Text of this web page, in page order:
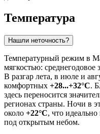
Температура
Нашли неточность?
Температурный режим в
мягкостью: среднегодовое
В разгар лета, в июле и
комфортных +28...+32°C.
здесь переносится
регионах страны. Ночи в
около +22°C, что
под открытым небом.